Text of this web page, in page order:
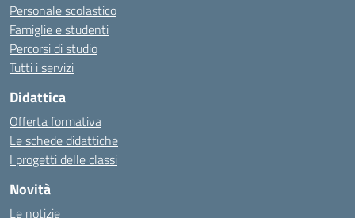
Personale scolastico
Famiglie e studenti
Percorsi di studio
Tutti i servizi
Didattica
Offerta formativa
Le schede didattiche
I progetti delle classi
Novità
Le notizie